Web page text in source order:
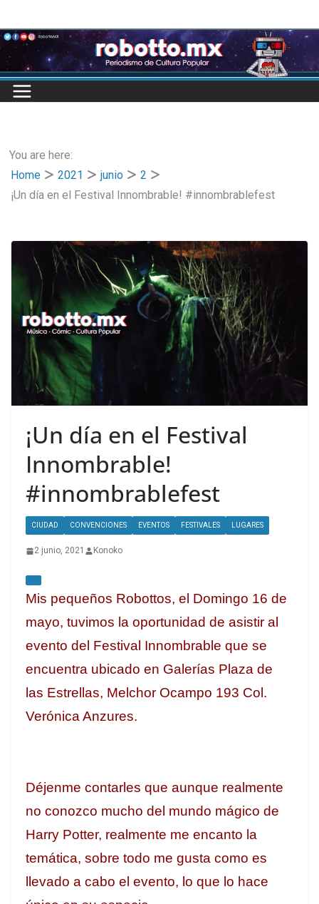
to
content
You are here:
Home
2021 junio
2
¡Un día en el Festival Innombrable! #innombrablefest
¡Un día en el Festival
Innombrable!
#innombrablefest
CIUDAD CONVENCIONES EVENTOS FESTIVALES LUGARES
2 junio, 2021 Konoko
Mis pequeños Robottos, el Domingo 16 de
mayo, tuvimos la oportunidad de asistir al
evento del Festival Innombrable que se
encuentra ubicado en Galerías Plaza de
las Estrellas, Melchor Ocampo 193 Col.
Verónica Anzures.
Déjenme contarles que aunque realmente
no conozco mucho del mundo mágico de
Harry Potter, realmente me encanto la
temática, sobre todo me gusta como es
llevado a cabo el evento, lo que lo hace